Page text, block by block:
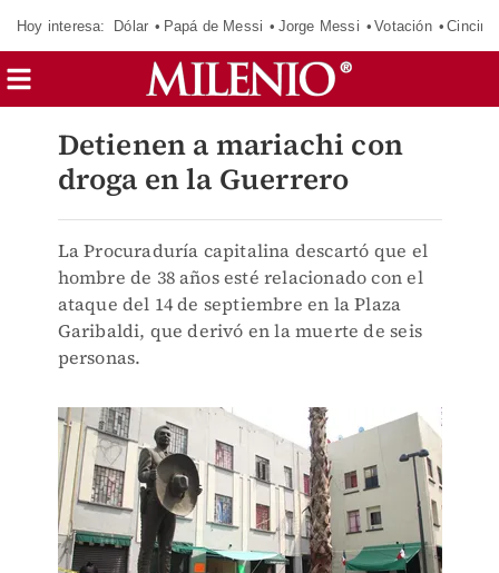
Hoy interesa: Dólar Papá de Messi Jorge Messi Votación
Detienen a mariachi con
droga en la Guerrero
La Procuraduría capitalina descartó que el
hombre de 38 años esté relacionado con el
ataque del 14 de septiembre en la Plaza
Garibaldi, que derivó en la muerte de seis
personas.